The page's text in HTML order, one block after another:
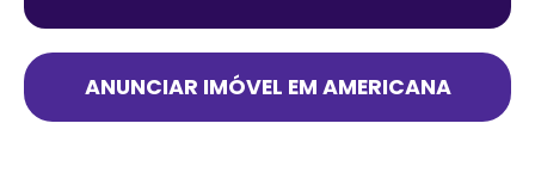
ANUNCIAR IMÓVEL EM AMERICANA